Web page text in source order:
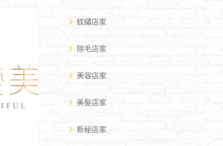
紋繡店家
除毛店家
美容店家
美髮店家
新秘店家